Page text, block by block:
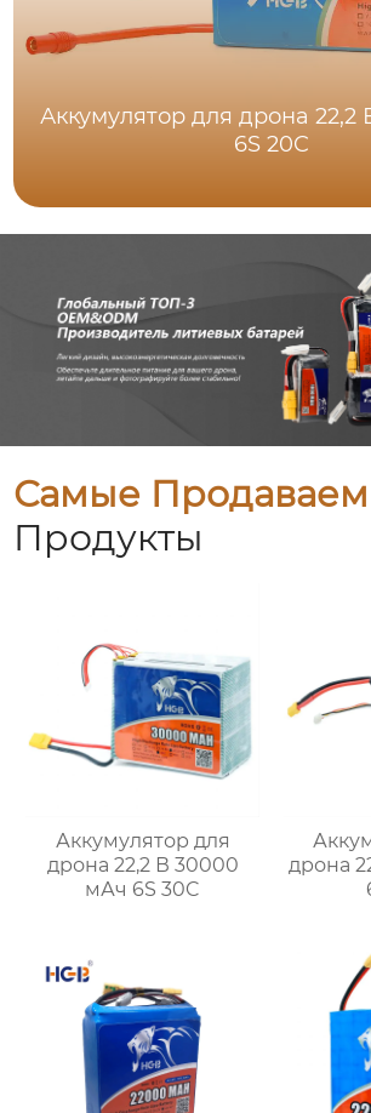
Аккумулятор для дрона 22,2
6S 20C
Самые
Продукты
Аккумулятор для
дрона 22,2 В 30000
мАч 6S 30C
дрона